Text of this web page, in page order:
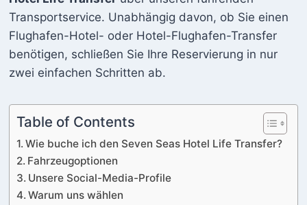
Transportservice. Unabhängig davon, ob Sie einen
Flughafen-Hotel- oder Hotel-Flughafen-Transfer
benötigen, schließen Sie Ihre Reservierung in nur
zwei einfachen Schritten ab.
Table of Contents
Wie buche ich den Seven Seas Hotel Life Transfer?
Fahrzeugoptionen
Unsere Social-Media-Profile
Warum uns wählen